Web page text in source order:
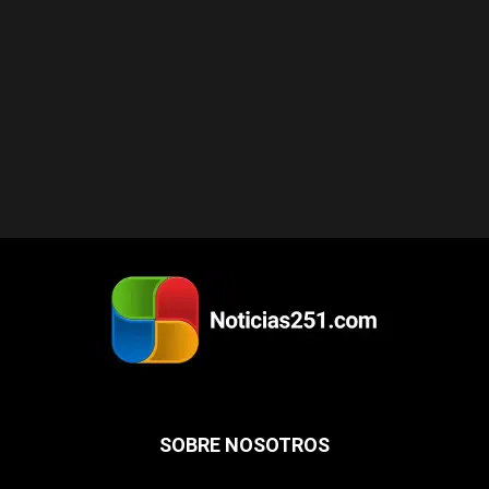
SOBRE NOSOTROS